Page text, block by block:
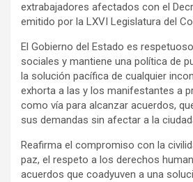
extrabajadores afectados con el
emitido por la LXVI Legislatura del
El Gobierno del Estado es
sociales y mantiene una política de
la solución pacífica de cualquier
exhorta a las y los manifestantes a
como vía para alcanzar acuerdos,
sus demandas sin afectar a la
Reafirma el compromiso con la
paz, el respeto a los derechos
acuerdos que coadyuven a una